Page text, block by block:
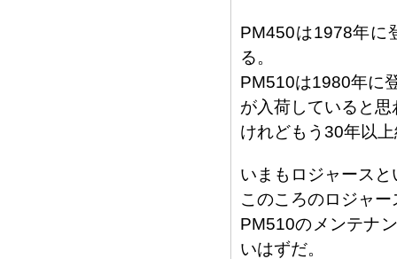
PM450は1978年に
る。
PM510は1980年に
が入荷していると思
けれどもう30年以
いまもロジャース
このころのロジャ
PM510のメンテナ
いはずだ。